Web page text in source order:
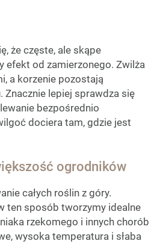
że częste, ale skąpe
efekt od zamierzonego. Zwilża
a korzenie pozostają
Znacznie lepiej sprawdza się
bezpośrednio
dociera tam, gdzie jest
ogrodników
całych roślin z góry.
ten sposób tworzymy idealne
rzekomego i innych chorób
wysoka temperatura i słaba